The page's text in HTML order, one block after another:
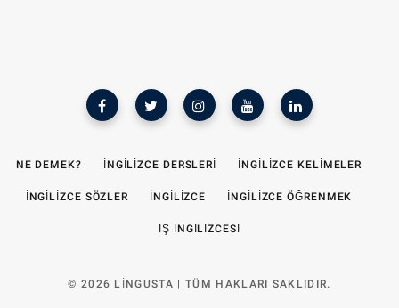
NE DEMEK? İNGILIZCE DERSLERI İNGILIZCE KELIMELER
İNGILIZCE SÖZLER İNGILIZCE İNGILIZCE ÖĞRENMEK
İŞ INGILIZCESI
© 2026 LINGUSTA | TÜM HAKLARI SAKLIDIR.